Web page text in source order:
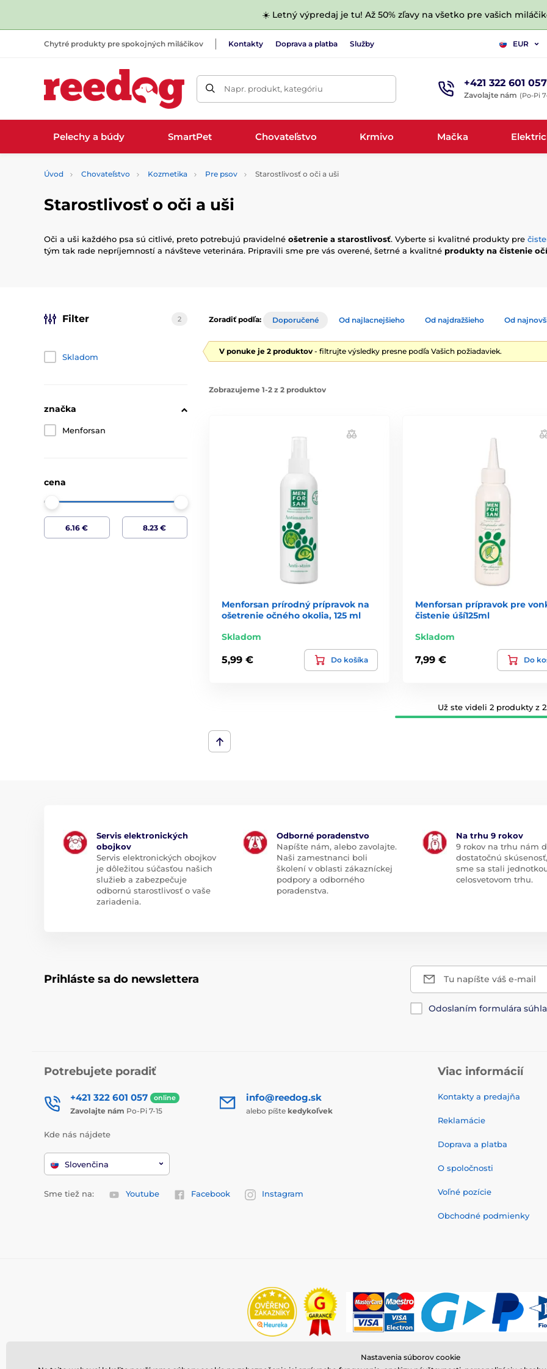
☀️ Letný výpredaj je tu! Až 50% zľavy na všetko pre vašich
Chytré produkty pre spokojných miláčikov Kontakty Doprava a platba Služby EUR
Napr. produkt, kategóriu +421 322 601 057
Zavolajte nám (Po-Pi
Pelechy a búdy SmartPet Chovateľstvo Krmivo Mačka
Úvod Chovateľstvo Kozmetika Pre psov Starostlivosť o oči a uši
Starostlivosť o oči a uši
Oči a uši každého psa sú citlivé, preto potrebujú pravidelné ošetrenie a starostlivosť. Vyberte si kvalitné produkty pre
tým tak rade nepríjemností a návšteve veterinára. Pripravili sme pre vás overené, šetrné a kvalitné produkty na čistenie
Filter 2
Skladom
značka
Menforsan
cena
Zoradiť podľa: Doporučené Od najlacnejšieho Od najdražšieho Od
V ponuke je 2 produktov - filtrujte výsledky presne podľa Vašich požiadaviek.
Zobrazujeme 1-2 z 2 produktov
Menforsan prírodný prípravok na
ošetrenie očného okolia, 125 ml
Skladom
5,99 € Do košíka
Menforsan prípravok pre
čistenie úší125ml
Skladom
7,99 € Do
Už ste videli 2 produkty z
Servis elektronických
obojkov
Servis elektronických obojkov
je dôležitou súčasťou našich
služieb a zabezpečuje
odbornú starostlivosť o vaše
zariadenia.
Odborné poradenstvo
Napíšte nám, alebo zavolajte.
Naši zamestnanci boli
školení v oblasti zákazníckej
podpory a odborného
poradenstva.
Na trhu 9 rokov
9 rokov na trhu nám
dostatočnú
sme sa stali
celosvetovom trhu.
Prihláste sa do newslettera Tu napíšte váš e-mail
Odoslaním formulára
Potrebujete poradiť
+421 322 601 057 online
Zavolajte nám Po-Pi 7-15
info@reedog.sk
alebo píšte kedykoľvek
Kde nás nájdete
Slovenčina
Sme tiež na: Youtube Facebook Instagram
Viac informácií
Kontakty a predajňa
Reklamácie
Doprava a platba
O spoločnosti
Voľné pozície
Obchodné podmienky
© 2026 www.reedog.sk ⦁ E-shop vytvorila
Nastavenia súborov cookie